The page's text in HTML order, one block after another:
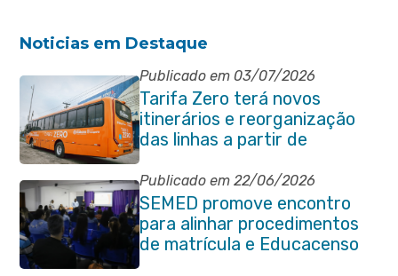
Noticias em Destaque
Publicado em 03/07/2026
Tarifa Zero terá novos
itinerários e reorganização
das linhas a partir de
segunda-feira (06/07)
Publicado em 22/06/2026
SEMED promove encontro
para alinhar procedimentos
de matrícula e Educacenso
2026